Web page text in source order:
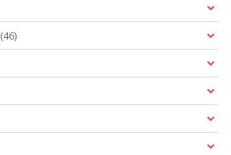
(46)